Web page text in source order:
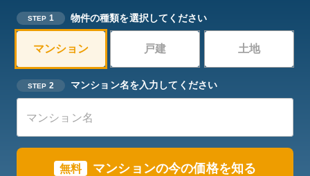
STEP 1 物件の種類を選択してください
マンション 戸建 土地
STEP 2 マンション名を入力してください
無料 マンションの今の価格を知る